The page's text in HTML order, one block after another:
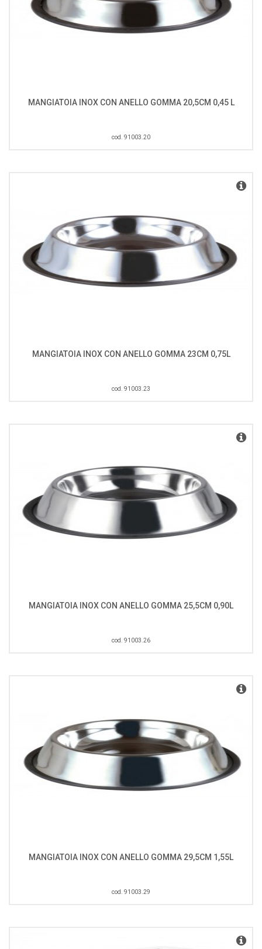
MANGIATOIA INOX CON ANELLO GOMMA 20,5CM 0,45 L
cod. 91003.20
MANGIATOIA INOX CON ANELLO GOMMA 23CM 0,75L
cod. 91003.23
MANGIATOIA INOX CON ANELLO GOMMA 25,5CM 0,90L
cod. 91003.26
MANGIATOIA INOX CON ANELLO GOMMA 29,5CM 1,55L
cod. 91003.29